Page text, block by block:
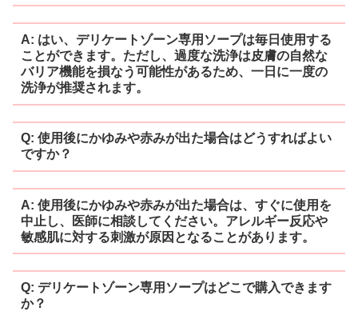
A: はい、デリケートゾーン専用ソープは毎日使用する
ことができます。ただし、過度な洗浄は皮膚の自然な
バリア機能を損なう可能性があるため、一日に一度の
洗浄が推奨されます。
Q: 使用後にかゆみや赤みが出た場合はどうすればよい
ですか？
A: 使用後にかゆみや赤みが出た場合は、すぐに使用を
中止し、医師に相談してください。アレルギー反応や
敏感肌に対する刺激が原因となることがあります。
Q: デリケートゾーン専用ソープはどこで購入できます
か？